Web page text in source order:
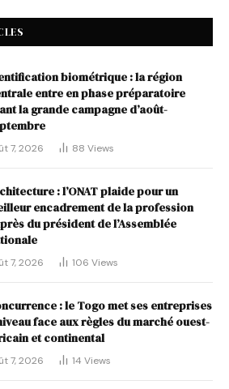
biométrique : la région
entre en phase préparatoire
la grande campagne d’août-
7, 2026 88 Views
: l’ONAT plaide pour un
encadrement de la profession
du président de l’Assemblée
7, 2026 106 Views
: le Togo met ses entreprises
face aux règles du marché ouest-
et continental
7, 2026 14 Views